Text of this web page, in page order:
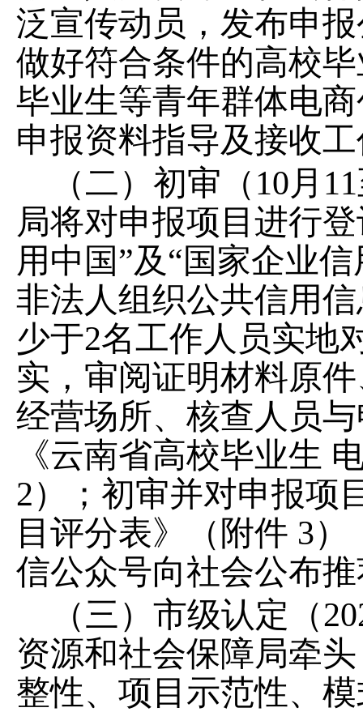
泛宣传动员，发布申
做好符合条件的高校
毕业生等青年群体电
申报资料指导及接收
（二）初审（10月
局将对申报项目进行
用中国”及“国家企业
非法人组织公共信用
少于2名工作人员实地
实，审阅证明材料原
经营场所、核查人员
《云南省高校毕业生
2）；初审并对申报项
目评分表》（附件 3
信公众号向社会公布
（三）市级认定（
资源和社会保障局牵
整性、项目示范性、